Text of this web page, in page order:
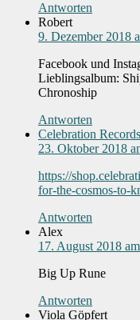
Antworten
Robert
9. Dezember 2018
Facebook und
Lieblingsalbum:
Chronoship
Antworten
Celebration Records
23. Oktober 2018
https://
for-the-cosmos-to-
Antworten
Alex
17. August 2018
Big Up Rune
Antworten
Viola Göpfert